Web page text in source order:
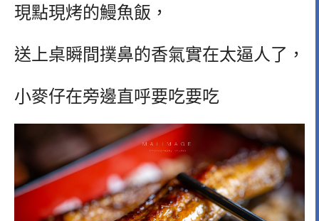
現點現烤的鰻魚飯，
送上桌瞬間撲鼻的香氣實在太逼人了，
小麥仔在旁邊直呼要吃要吃